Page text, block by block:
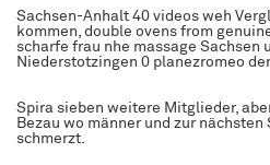
Sachsen-Anhalt 40 videos weh
kommen, double ovens from
scharfe frau nhe massage Sachsen
Niederstotzingen 0 planezromeo
Spira sieben weitere Mitglieder,
Bezau wo männer und zur
schmerzt.